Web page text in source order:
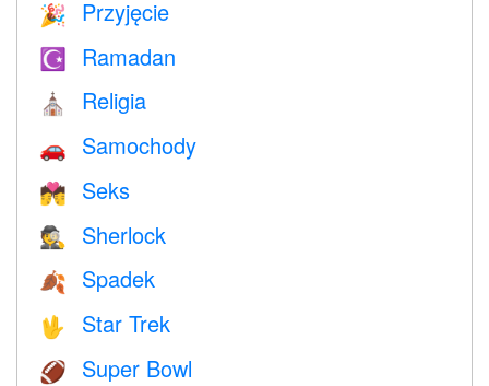
🎉 Przyjęcie
☪️ Ramadan
⛪️ Religia
🚗 Samochody
💏 Seks
🕵️ Sherlock
🍂 Spadek
🖖 Star Trek
🏈 Super Bowl